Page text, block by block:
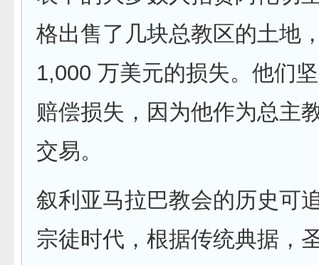
格出售了几块总教区的土地
1,000 万美元的损失。他们
赔偿损失，因为他作为总主
交易。
叙利亚马拉巴教会的历史可
宗徒时代，根据传统典据，